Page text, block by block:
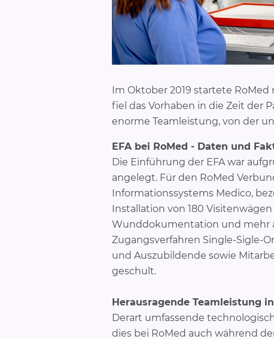
Im Oktober 2019 startete
fiel das Vorhaben in die Zeit der
enorme Teamleistung, von der
EFA bei RoMed - Daten und
Die Einführung der EFA war
angelegt. Für den RoMed
Informationssystems Medico,
Installation von 180
Wunddokumentation und mehr
Zugangsverfahren Single-Sigle-
und Auszubildende sowie
geschult.
Herausragende Teamleistung
Derart umfassende
dies bei RoMed auch während